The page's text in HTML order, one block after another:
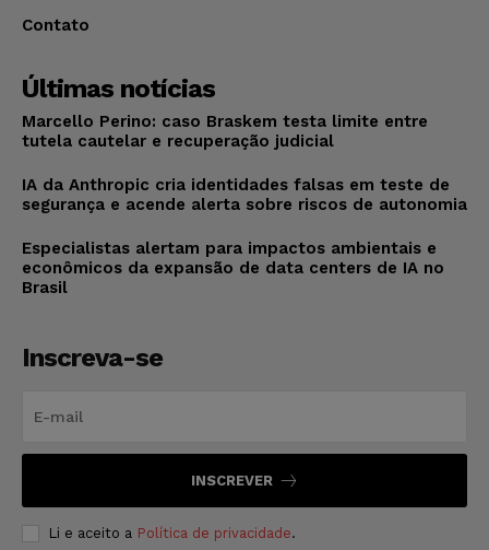
Contato
Últimas notícias
Marcello Perino: caso Braskem testa limite entre
tutela cautelar e recuperação judicial
IA da Anthropic cria identidades falsas em teste de
segurança e acende alerta sobre riscos de autonomia
Especialistas alertam para impactos ambientais e
econômicos da expansão de data centers de IA no
Brasil
Inscreva-se
INSCREVER
Li e aceito a Política de privacidade.